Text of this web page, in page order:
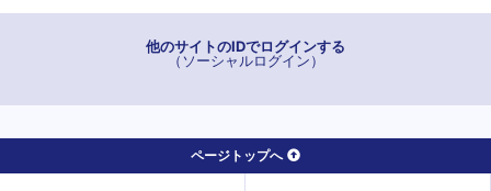
他のサイトのIDでログインする
（ソーシャルログイン）
ページトップへ